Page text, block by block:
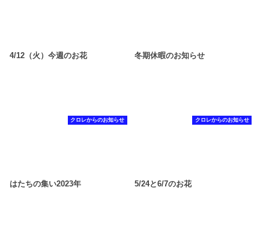
4/12（火）今週のお花 冬期休暇のお知らせ
クロレからのお知らせ
はたちの集い2023年
クロレからのお知らせ
5/24と6/7のお花